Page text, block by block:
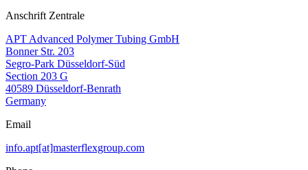
Anschrift Zentrale
APT Advanced Polymer Tubing GmbH
Bonner Str. 203
Segro-Park Düsseldorf-Süd
Section 203 G
40589 Düsseldorf-Benrath
Germany
Email
info.apt[at]masterflexgroup.com